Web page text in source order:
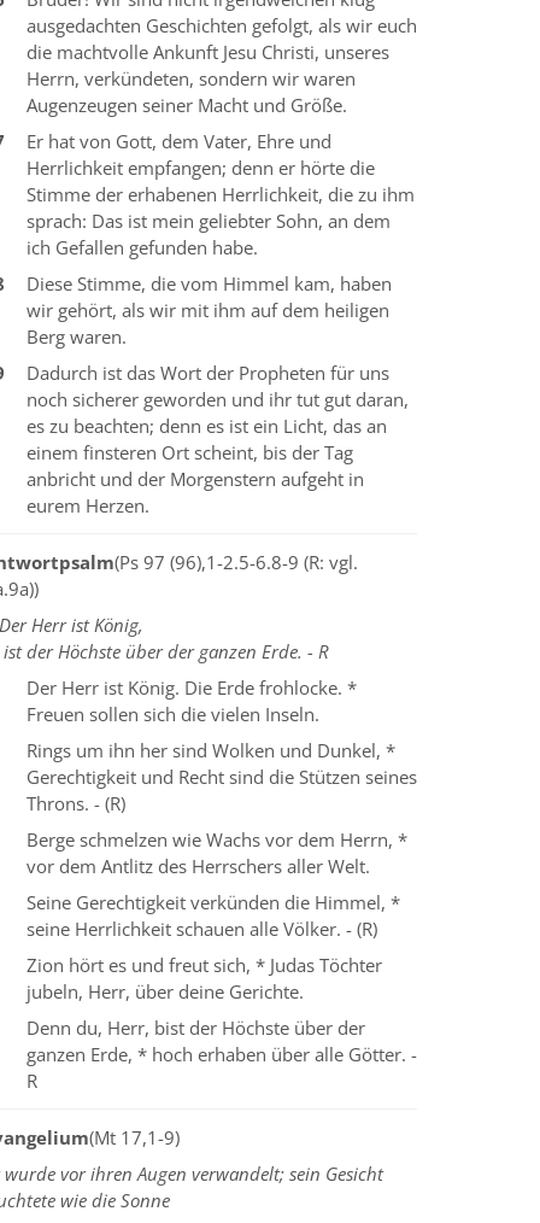
ausgedachten Geschichten gefolgt, als wir euch
die machtvolle Ankunft Jesu Christi, unseres
Herrn, verkündeten, sondern wir waren
Augenzeugen seiner Macht und Größe.
Er hat von Gott, dem Vater, Ehre und
Herrlichkeit empfangen; denn er hörte die
Stimme der erhabenen Herrlichkeit, die zu ihm
sprach: Das ist mein geliebter Sohn, an dem
ich Gefallen gefunden habe.
Diese Stimme, die vom Himmel kam, haben
wir gehört, als wir mit ihm auf dem heiligen
Berg waren.
Dadurch ist das Wort der Propheten für uns
noch sicherer geworden und ihr tut gut daran,
es zu beachten; denn es ist ein Licht, das an
einem finsteren Ort scheint, bis der Tag
anbricht und der Morgenstern aufgeht in
eurem Herzen.
(Ps 97 (96),1-2.5-6.8-9 (R: vgl.
Herr ist König,
der Höchste über der ganzen Erde. - R
Der Herr ist König. Die Erde frohlocke. *
Freuen sollen sich die vielen Inseln.
Rings um ihn her sind Wolken und Dunkel, *
Gerechtigkeit und Recht sind die Stützen seines
Throns. - (R)
Berge schmelzen wie Wachs vor dem Herrn, *
vor dem Antlitz des Herrschers aller Welt.
Seine Gerechtigkeit verkünden die Himmel, *
seine Herrlichkeit schauen alle Völker. - (R)
Zion hört es und freut sich, * Judas Töchter
jubeln, Herr, über deine Gerichte.
Denn du, Herr, bist der Höchste über der
ganzen Erde, * hoch erhaben über alle Götter. -
R
(Mt 17,1-9)
wurde vor ihren Augen verwandelt; sein Gesicht
wie die Sonne